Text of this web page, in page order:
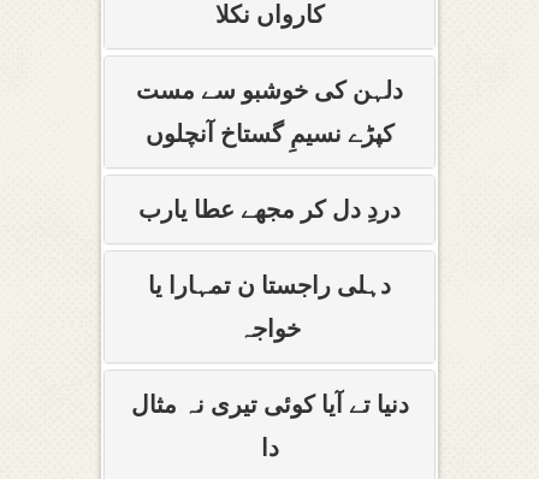
کارواں نکلا
دلہن کی خوشبو سے مست
کپڑے نسیمِ گستاخ آنچلوں
دردِ دل کر مجھے عطا یارب
دہلی راجستا ن تمہارا یا
خواجہ
دنیا تے آیا کوئی تیری نہ مثال
دا